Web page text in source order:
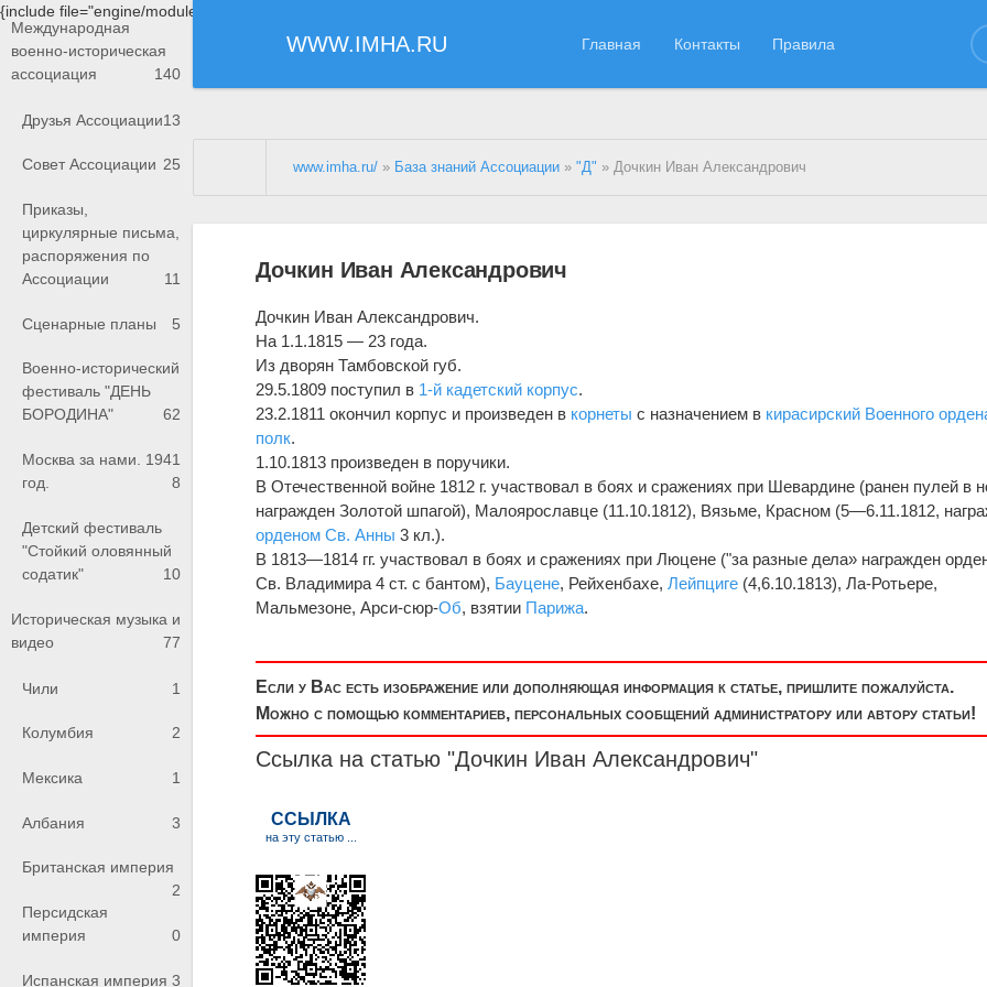
{include file="engine/modules/saperu/head.php"}
WWW.IMHA.RU Главная Контакты Правила
Международная
военно-историческая
ассоциация
140
Друзья Ассоциации13
Совет Ассоциации 25
Приказы,
циркулярные письма,
распоряжения по
Ассоциации
11
Сценарные планы 5
Военно-исторический
фестиваль "ДЕНЬ
БОРОДИНА"
62
Москва за нами. 1941
год.
8
Детский фестиваль
"Стойкий оловянный
содатик"
10
Историческая музыка и
видео
77
Чили 1
Колумбия 2
Мексика 1
Албания 3
Британская империя
2
Персидская
империя
0
Испанская империя 3
www.imha.ru/ » База знаний Ассоциации »"Д" » Дочкин Иван Александрович
Дочкин Иван Александрович
Дочкин Иван Александрович.
На 1.1.1815 — 23 года.
Из дворян Тамбовской губ.
29.5.1809 поступил в 1-й кадетский корпус.
23.2.1811 окончил корпус и произведен в корнеты с назначением в кирасирский Военного
полк.
1.10.1813 произведен в поручики.
В Отечественной войне 1812 г. участвовал в боях и сражениях при Шевардине (ранен пулей в
награжден Золотой шпагой), Малоярославце (11.10.1812), Вязьме, Красном (5—6.11.1812,
орденом Св. Анны 3 кл.).
В 1813—1814 гг. участвовал в боях и сражениях при Люцене ("за разные дела» награжден
Св. Владимира 4 ст. с бантом), Бауцене, Рейхенбахе,Лейпциге (4,6.10.1813), Ла-Ротьере,
Мальмезоне, Арси-сюр-Об, взятии Парижа.
Если у Вас есть изображение или дополняющая информация к статье, пришлите пожалуйста.
Можно с помощью комментариев, персональных сообщений администратору или автору статьи!
Ссылка на статью "Дочкин Иван Александрович"